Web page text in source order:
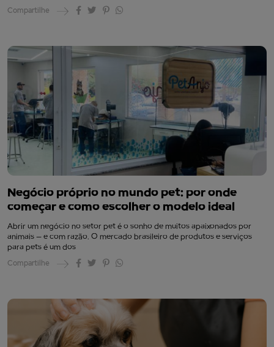
Compartilhe
Negócio próprio no mundo pet: por onde
começar e como escolher o modelo ideal
Abrir um negócio no setor pet é o sonho de muitos apaixonados por
animais — e com razão. O mercado brasileiro de produtos e serviços
para pets é um dos
Compartilhe